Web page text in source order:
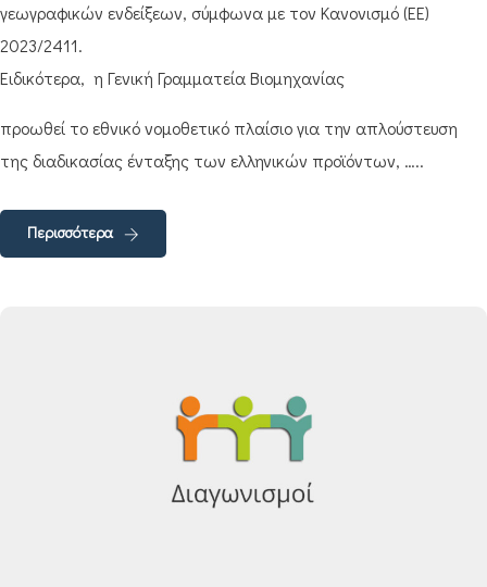
γεωγραφικών ενδείξεων, σύμφωνα με τον Κανονισμό (ΕΕ)
2023/2411.
Ειδικότερα, η Γενική Γραμματεία Βιομηχανίας
προωθεί το εθνικό νομοθετικό πλαίσιο για την απλούστευση
της διαδικασίας ένταξης των ελληνικών προϊόντων, …..
Περισσότερα